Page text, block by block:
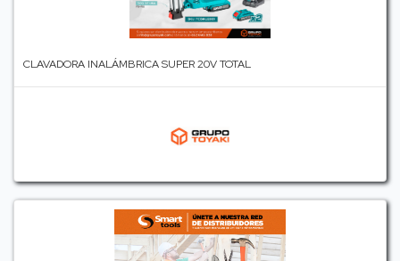
CLAVADORA INALÁMBRICA SUPER 20V TOTAL